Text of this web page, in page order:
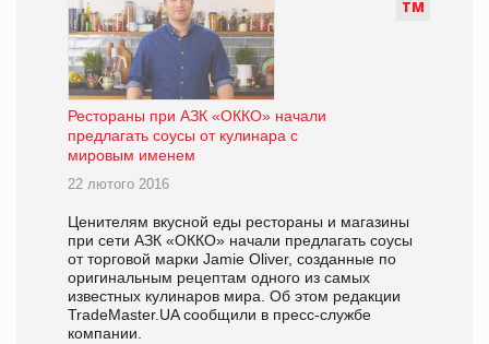
ТМ
Рестораны при АЗК «ОККО» начали
предлагать соусы от кулинара с
мировым именем
22 лютого 2016
Ценителям вкусной еды рестораны и магазины
при сети АЗК «ОККО» начали предлагать соусы
от торговой марки Jamie Oliver, созданные по
оригинальным рецептам одного из самых
известных кулинаров мира. Об этом редакции
TradeMaster.UA сообщили в пресс-службе
компании.